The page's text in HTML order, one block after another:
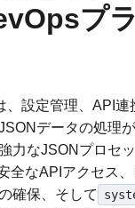
プ
、設定管理、API連
データの処理
力なJSONプロセ
全なAPIアクセス
確保、そして